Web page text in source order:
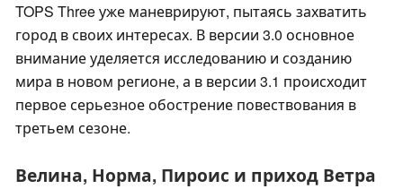
TOPS Three уже маневрируют, пытаясь захватить
город в своих интересах. В версии 3.0 основное
внимание уделяется исследованию и созданию
мира в новом регионе, а в версии 3.1 происходит
первое серьезное обострение повествования в
третьем сезоне.
Велина, Норма, Пироис и приход Ветра